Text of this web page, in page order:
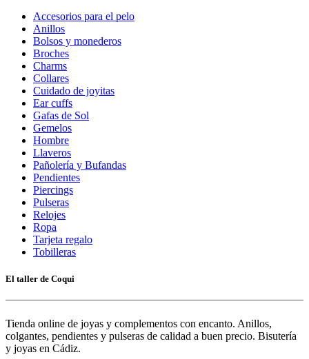
Accesorios para el pelo
Anillos
Bolsos y monederos
Broches
Charms
Collares
Cuidado de joyitas
Ear cuffs
Gafas de Sol
Gemelos
Hombre
Llaveros
Pañolería y Bufandas
Pendientes
Piercings
Pulseras
Relojes
Ropa
Tarjeta regalo
Tobilleras
El taller de Coqui
Tienda online de joyas y complementos con encanto. Anillos,
colgantes, pendientes y pulseras de calidad a buen precio. Bisutería
y joyas en Cádiz.